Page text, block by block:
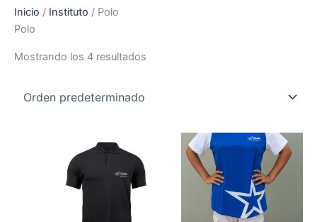
Inicio / Instituto / Polo
Polo
Mostrando los 4 resultados
Este
producto
tiene
múltiples
variantes.
Este
producto
tiene
múltiples
variantes.